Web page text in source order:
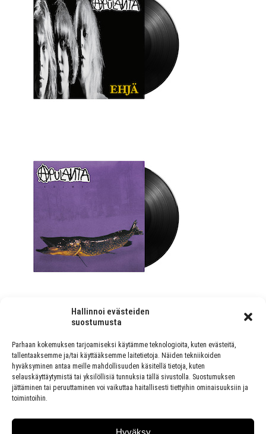
Hallinnoi evästeiden
suostumusta
Parhaan kokemuksen tarjoamiseksi käytämme teknologioita, kuten evästeitä,
tallentaaksemme ja/tai käyttääksemme laitetietoja. Näiden tekniikoiden
hyväksyminen antaa meille mahdollisuuden käsitellä tietoja, kuten
selauskäyttäytymistä tai yksilöllisiä tunnuksia tällä sivustolla. Suostumuksen
jättäminen tai peruuttaminen voi vaikuttaa haitallisesti tiettyihin ominaisuuksiin ja
toimintoihin.
Hyväksy
PREVIOUS ARTICLE
SUPERMARSU 2 JA PUNTTIKOMEDIA -ELOKUVIEN
ENSI-ILLAT SIIRTYVÄT LOKAKUULLE